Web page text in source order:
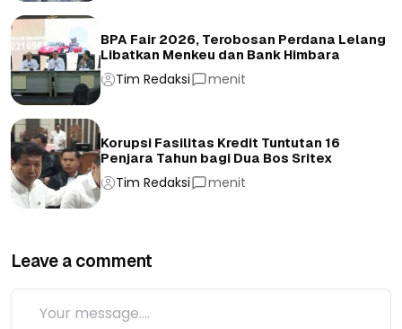
BPA Fair 2026, Terobosan Perdana Lelang
Libatkan Menkeu dan Bank Himbara
Tim Redaksi menit
Korupsi Fasilitas Kredit Tuntutan 16
Penjara Tahun bagi Dua Bos Sritex
Tim Redaksi menit
Leave a comment